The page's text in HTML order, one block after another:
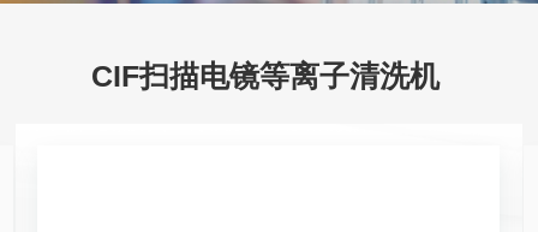
CIF扫描电镜等离子清洗机